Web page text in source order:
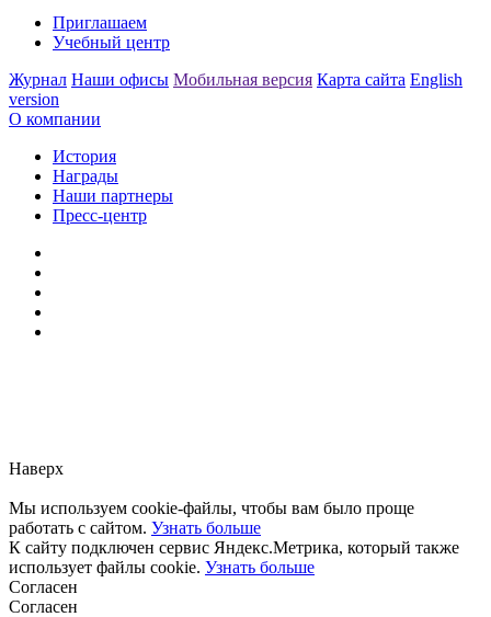
Приглашаем
Учебный центр
Журнал Наши офисы Мобильная версия Карта сайта English
version
О компании
История
Награды
Наши партнеры
Пресс-центр
Наверх
Мы используем cookie-файлы, чтобы вам было проще
работать с сайтом. Узнать больше
К сайту подключен сервис Яндекс.Метрика, который также
использует файлы cookie. Узнать больше
Согласен
Согласен